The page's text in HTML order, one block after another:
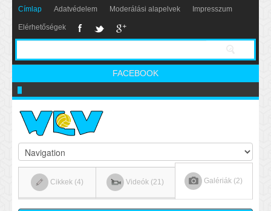
Címlap Adatvédelem Moderálási alapelvek Impresszum
Elérhetőségek
FACEBOOK
Cikkek (4) Videók (21) Galériák (2)